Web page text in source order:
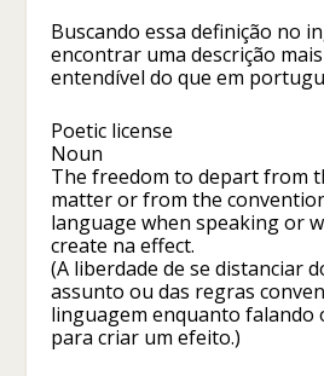
Buscando essa definição no
encontrar uma descrição
entendível do que em
Poetic license
Noun
The freedom to depart from
matter or from the
language when speaking or
create na effect.
(A liberdade de se distanciar
assunto ou das regras
linguagem enquanto falando
para criar um efeito.)